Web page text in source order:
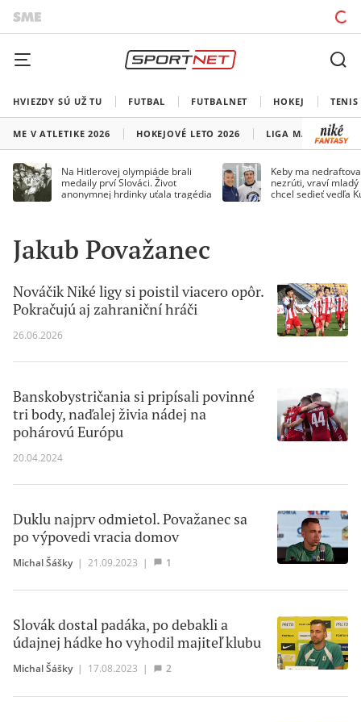
HVIEZDY SÚ UŽ TU FUTBAL FUTBALNET HOKEJ TENIS
ME V ATLETIKE 2026 HOKEJOVÉ LETO 2026 LIGA MAJSTROV
Na Hitlerovej olympiáde brali
medaily prví Slováci. Život
anonymnej hrdinky uťala tragédia
Keby ma
nezrúti, vraví mladý
chcel sedieť vedľa
Jakub Považanec
Nováčik Niké ligy si poistil viacero opôr.
Pokračujú aj zahraniční hráči
26.06.2026
Banskobystričania si pripísali povinné
tri body, naďalej živia nádej na
pohárovú Európu
20.04.2024
Duklu najprv odmietol. Považanec sa
po výpovedi vracia domov
Michal Šášky | 21.09.2023 | 1
Slovák dostal padáka, po debakli a
údajnej hádke ho vyhodil majiteľ klubu
Michal Šášky | 17.08.2023 | 2